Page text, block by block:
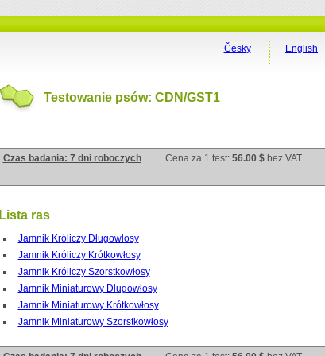
English
Česky
Testowanie psów: CDN/GST1
Czas badania: 7 dni roboczych Cena za 1 test: 56.00 $ bez VAT
Lista ras
Jamnik Króliczy Długowłosy
Jamnik Króliczy Krótkowłosy
Jamnik Króliczy Szorstkowłosy
Jamnik Miniaturowy Długowłosy
Jamnik Miniaturowy Krótkowłosy
Jamnik Miniaturowy Szorstkowłosy